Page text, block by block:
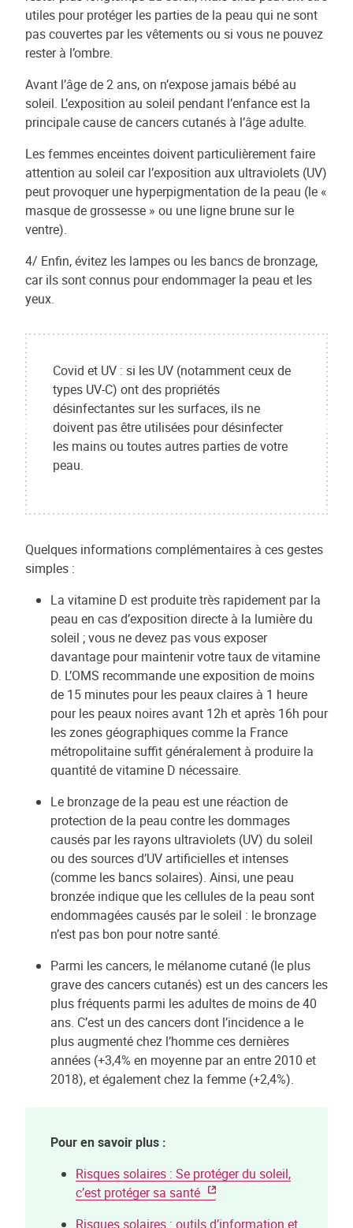
utiles pour protéger les parties de la peau qui ne sont
pas couvertes par les vêtements ou si vous ne pouvez
rester à l’ombre.
Avant l’âge de 2 ans, on n’expose jamais bébé au
soleil. L’exposition au soleil pendant l’enfance est la
principale cause de cancers cutanés à l’âge adulte.
Les femmes enceintes doivent particulièrement faire
attention au soleil car l’exposition aux ultraviolets (UV)
peut provoquer une hyperpigmentation de la peau (le «
masque de grossesse » ou une ligne brune sur le
ventre).
4/ Enfin, évitez les lampes ou les bancs de bronzage,
car ils sont connus pour endommager la peau et les
yeux.
Covid et UV : si les UV (notamment ceux de
types UV-C) ont des propriétés
désinfectantes sur les surfaces, ils ne
doivent pas être utilisées pour désinfecter
les mains ou toutes autres parties de votre
peau.
Quelques informations complémentaires à ces gestes
simples :
La vitamine D est produite très rapidement par la
peau en cas d’exposition directe à la lumière du
soleil ; vous ne devez pas vous exposer
davantage pour maintenir votre taux de vitamine
D. L’OMS recommande une exposition de moins
de 15 minutes pour les peaux claires à 1 heure
pour les peaux noires avant 12h et après 16h pour
les zones géographiques comme la France
métropolitaine suffit généralement à produire la
quantité de vitamine D nécessaire.
Le bronzage de la peau est une réaction de
protection de la peau contre les dommages
causés par les rayons ultraviolets (UV) du soleil
ou des sources d’UV artificielles et intenses
(comme les bancs solaires). Ainsi, une peau
bronzée indique que les cellules de la peau sont
endommagées causés par le soleil : le bronzage
n’est pas bon pour notre santé.
Parmi les cancers, le mélanome cutané (le plus
grave des cancers cutanés) est un des cancers les
plus fréquents parmi les adultes de moins de 40
ans. C’est un des cancers dont l’incidence a le
plus augmenté chez l’homme ces dernières
années (+3,4% en moyenne par an entre 2010 et
2018), et également chez la femme (+2,4%).
Pour en savoir plus :
Risques solaires : Se protéger du soleil,
c’est protéger sa santé
Risques solaires : outils d’information et